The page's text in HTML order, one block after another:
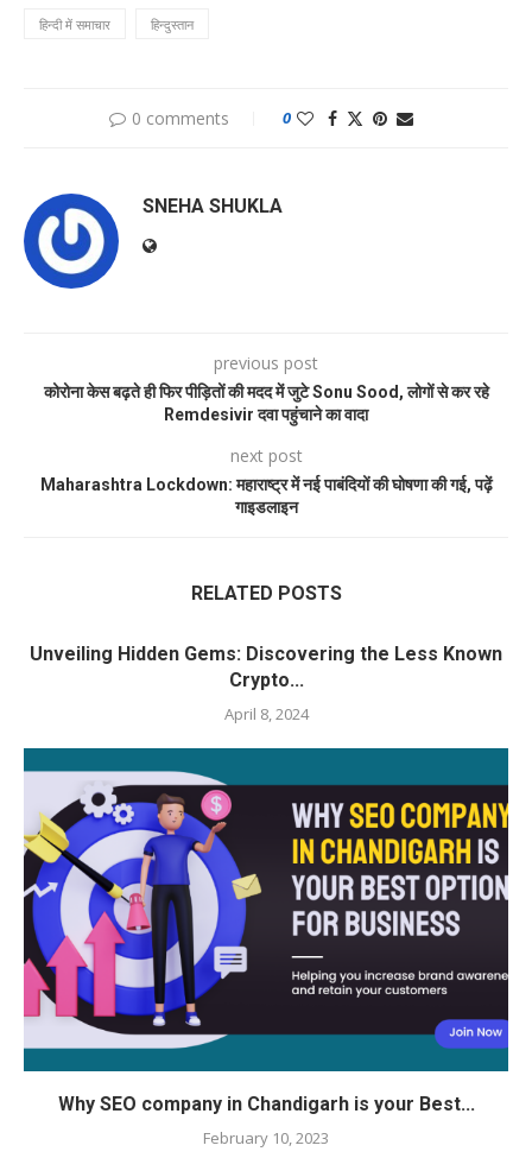
हिन्दी में समाचार हिन्दुस्तान
0 comments 0
SNEHA SHUKLA
previous post
कोरोना केस बढ़ते ही फिर पीड़ितों की मदद में जुटे Sonu Sood, लोगों से कर रहे
Remdesivir दवा पहुंचाने का वादा
next post
Maharashtra Lockdown: महाराष्ट्र में नई पाबंदियों की घोषणा की गई, पढ़ें
गाइडलाइन
RELATED POSTS
Unveiling Hidden Gems: Discovering the Less Known
Crypto...
April 8, 2024
Why SEO company in Chandigarh is your Best...
February 10, 2023